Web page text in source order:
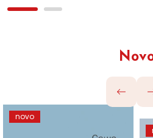
novo